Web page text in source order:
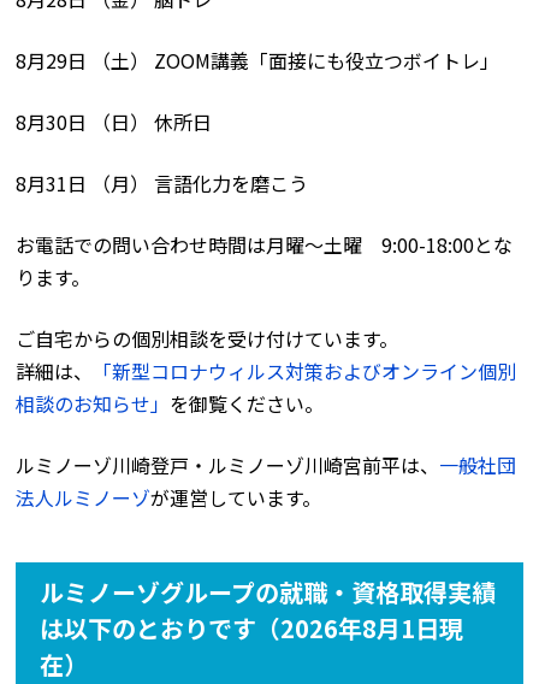
8月29日 （土） ZOOM講義「面接にも役立つボイトレ」
8月30日 （日） 休所日
8月31日 （月） 言語化力を磨こう
お電話での問い合わせ時間は月曜〜土曜 9:00-18:00とな
ります。
ご自宅からの個別相談を受け付けています。
詳細は、
「新型コロナウィルス対策およびオンライン個別
相談のお知らせ」 を御覧ください。
ルミノーゾ川崎登戸・ルミノーゾ川崎宮前平は、 一般社団
法人ルミノーゾが運営しています。
ルミノーゾグループの就職・資格取得実績
は以下のとおりです（2026年8月1日現
在）